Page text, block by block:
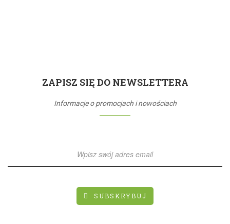
ZAPISZ SIĘ DO NEWSLETTERA
Informacje o promocjach i nowościach
SUBSKRYBUJ